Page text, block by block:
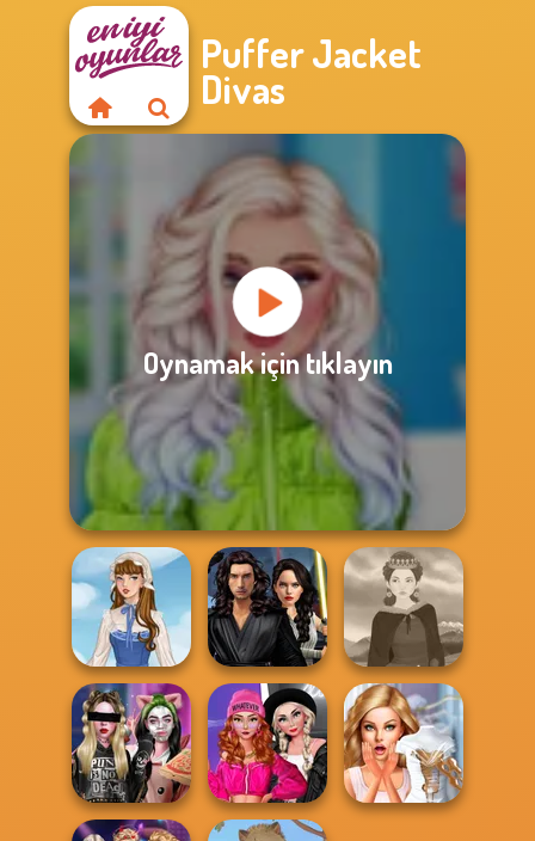
Puffer Jacket
Divas
Oynamak için tıklayın
French Folklore
Star Wars
Interstellar
Romance
Medieval Woman